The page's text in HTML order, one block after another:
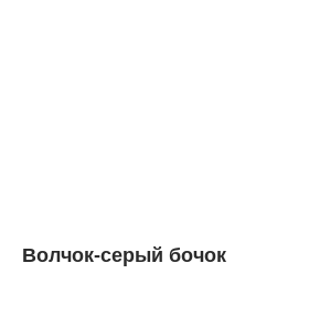
Волчок-серый бочок